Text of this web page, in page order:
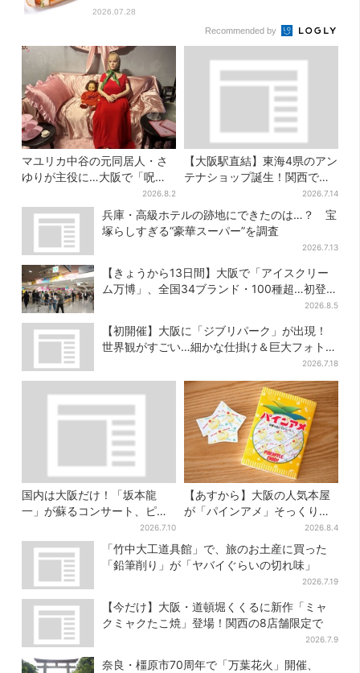
2026.07.28
Recommended by
マユリカ中谷の元同居人・さ
ゆりが主役に…大阪で「呪物
展」開催、コンセプトは“呪物
たちのお茶会”
2026.8.2
【大阪駅直結】東海4県のアン
テナショップ誕生！関西では
ここでしか買えない限定グル
メも
2026.7.14
兵庫・高級ホテルの跡地にできたのは…？ 宝
塚らしすぎる“豪華スーパー”を調査
2026.7.13
【きょうから13日間】大阪で「アイスクリー
ム万博」、全国34ブランド・100種超…初登場
2026.8.5
【初開催】大阪に「ジブリパーク」が出現！
世界観がすごい…細かな仕掛け＆巨大フォトス
2026.7.18
国内は大阪だけ！「坂本龍
一」が蘇るコンサート、ピア
ノを弾く姿を間近で…“涙腺が
崩壊”と絶賛の声
2026.7.10
【あすから】大阪の人気本屋
が「パインアメ」そっくりの
ブックカバー開発、梅田で先
行販売
2026.8.4
「竹中大工道具館」で、旅のお土産に買った
「鉛筆削り」が「ヤバイぐらいの切れ味」
2026.7.19
【今だけ】大阪・道頓堀くくるに新作「ミャ
クミャクたこ焼」登場！関西の8店舗限定で
2026.7.9
奈良・橿原市70周年で「万葉花火」開催、